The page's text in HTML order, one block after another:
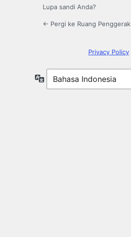
Lupa sandi Anda?
← Pergi ke Ruang Penggerak
Privacy Policy
Bahasa